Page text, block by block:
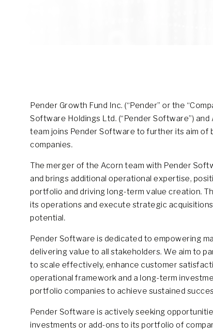
Pender Growth Fund Inc. (“Pender” or the
Software Holdings Ltd. (“Pender Software”)
team joins Pender Software to further its aim
companies.
The merger of the Acorn team with Pender
and brings additional operational expertise,
portfolio and driving long-term value creation.
its operations and execute strategic
potential.
Pender Software is dedicated to empowering
delivering value to all stakeholders. We aim to
to scale effectively, enhance customer
operational framework and a long-term
portfolio companies to achieve sustained
Pender Software is actively seeking
investments or add-ons to its portfolio of